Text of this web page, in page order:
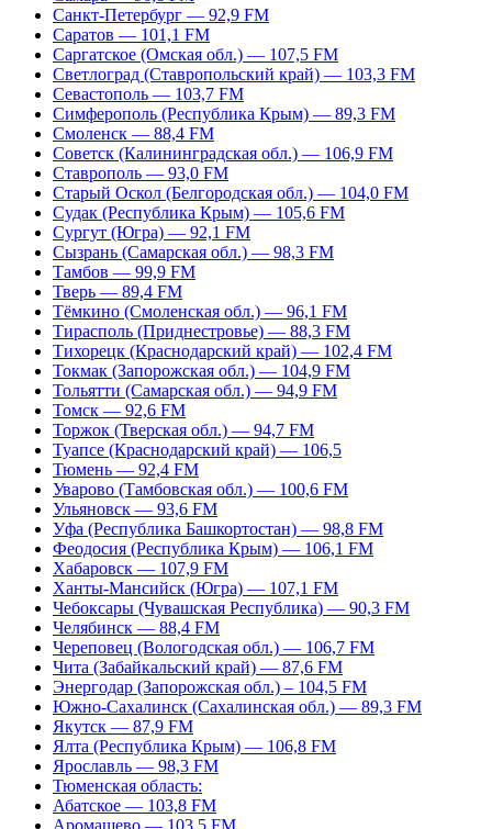
Санкт-Петербург — 92,9 FM
Саратов — 101,1 FM
Саргатское (Омская обл.) — 107,5 FM
Светлоград (Ставропольский край) — 103,3 FM
Севастополь — 103,7 FM
Симферополь (Республика Крым) — 89,3 FM
Смоленск — 88,4 FM
Советск (Калининградская обл.) — 106,9 FM
Ставрополь — 93,0 FM
Старый Оскол (Белгородская обл.) — 104,0 FM
Судак (Республика Крым) — 105,6 FM
Сургут (Югра) — 92,1 FM
Сызрань (Самарская обл.) — 98,3 FM
Тамбов — 99,9 FM
Тверь — 89,4 FM
Тёмкино (Смоленская обл.) — 96,1 FM
Тирасполь (Приднестровье) — 88,3 FM
Тихорецк (Краснодарский край) — 102,4 FM
Токмак (Запорожская обл.) — 104,9 FM
Тольятти (Самарская обл.) — 94,9 FM
Томск — 92,6 FM
Торжок (Тверская обл.) — 94,7 FM
Туапсе (Краснодарский край) — 106,5
Тюмень — 92,4 FM
Уварово (Тамбовская обл.) — 100,6 FM
Ульяновск — 93,6 FM
Уфа (Республика Башкортостан) — 98,8 FM
Феодосия (Республика Крым) — 106,1 FM
Хабаровск — 107,9 FM
Ханты-Мансийск (Югра) — 107,1 FM
Чебоксары (Чувашская Республика) — 90,3 FM
Челябинск — 88,4 FM
Череповец (Вологодская обл.) — 106,7 FM
Чита (Забайкальский край) — 87,6 FM
Энергодар (Запорожская обл.) – 104,5 FM
Южно-Сахалинск (Сахалинская обл.) — 89,3 FM
Якутск — 87,9 FM
Ялта (Республика Крым) — 106,8 FM
Ярославль — 98,3 FM
Тюменская область:
Абатское — 103,8 FM
Аромашево — 103,5 FM